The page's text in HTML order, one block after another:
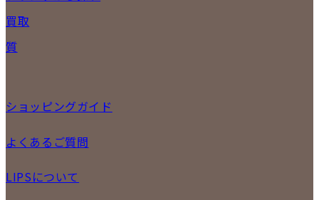
時計
小物
買取
宅配買取
委託販売
LINE査定
買取実績
質
ショッピングガイド
商品について
お支払いについて
保証について
よくあるご質問
商品について
LIPSについて